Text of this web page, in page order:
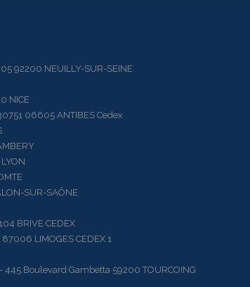
92200 NEUILLY-SUR-SEINE
NICE
06605 ANTIBES Cedex
SUR-SAÔNE
BRIVE CEDEX
LIMOGES CEDEX 1
Boulevard Gambetta 59200 TOURCOING